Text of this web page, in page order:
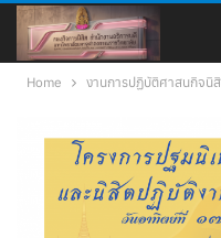
Home งานการปฏิบัติศาสนกิจนิ